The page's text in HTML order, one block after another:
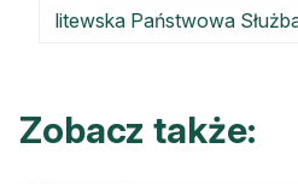
litewska Państwowa
Zobacz także: